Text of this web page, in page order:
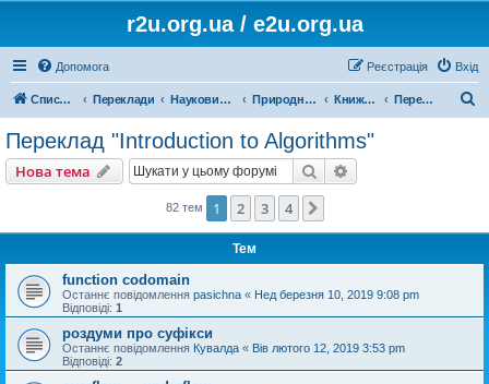
r2u.org.ua / e2u.org.ua
Допомога Вхід
Реєстрація
Список форумів Переклади Науковий переклад Природничі науки, математика, медицина, загальна література Книжки, статті Переклад "Introduction to Algorithms"
Переклад "Introduction to Algorithms"
Нова тема Пошук
82 тем 1 2 3 4
Тем
function codomain
Останнє повідомлення pasichna « Нед березня 10, 2019 9:08 pm
Відповіді: 1
роздуми про суфікси
Останнє повідомлення Кувалда « Вів лютого 12, 2019 3:53 pm
Відповіді: 2